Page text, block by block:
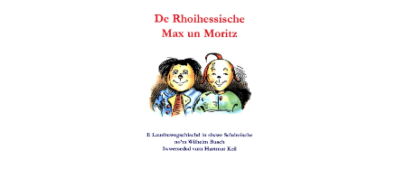
Bildergalerie überspringen